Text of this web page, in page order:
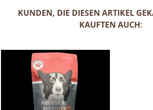
KUNDEN, DIE DIESEN ARTIKEL
KAUFTEN AUCH: